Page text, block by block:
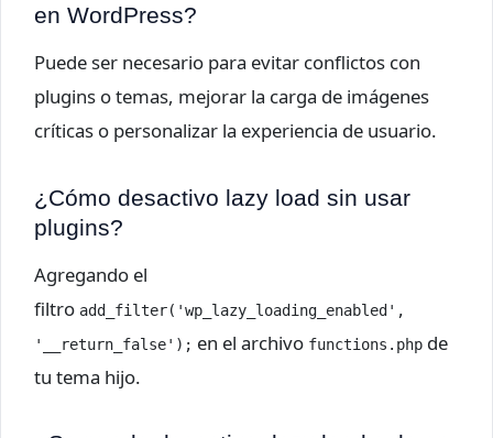
en WordPress?
Puede ser necesario para evitar conflictos con
plugins o temas, mejorar la carga de imágenes
críticas o personalizar la experiencia de usuario.
¿Cómo desactivo lazy load sin usar
plugins?
Agregando el
filtro add_filter('wp_lazy_loading_enabled',
'__return_false'); en el archivo functions.php de
tu tema hijo.